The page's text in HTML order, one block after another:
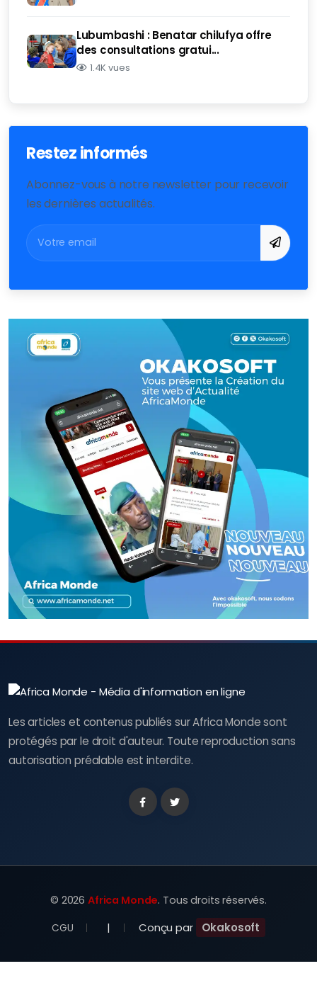
Lubumbashi : Benatar chilufya offre
des consultations gratui...
1.4K vues
Restez informés
Abonnez-vous à notre newsletter pour recevoir
les dernières actualités.
Les articles et contenus publiés sur Africa Monde sont
protégés par le droit d'auteur. Toute reproduction sans
autorisation préalable est interdite.
FacebookTwitter
© 2026 Africa Monde. Tous droits réservés.
CGU | Conçu par Okakosoft